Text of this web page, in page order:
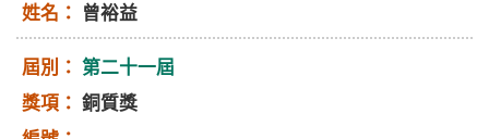
曾裕益
第二十一屆
銅質獎